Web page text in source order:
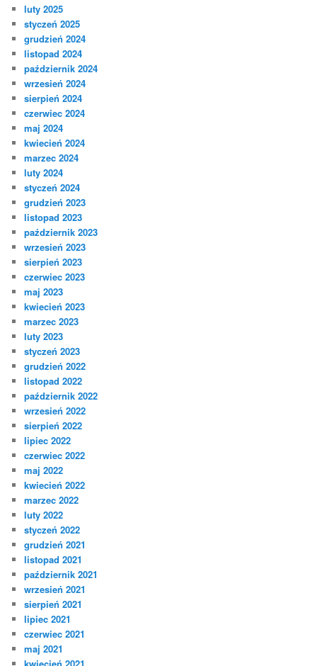
luty 2025
styczeń 2025
grudzień 2024
listopad 2024
październik 2024
wrzesień 2024
sierpień 2024
czerwiec 2024
maj 2024
kwiecień 2024
marzec 2024
luty 2024
styczeń 2024
grudzień 2023
listopad 2023
październik 2023
wrzesień 2023
sierpień 2023
czerwiec 2023
maj 2023
kwiecień 2023
marzec 2023
luty 2023
styczeń 2023
grudzień 2022
listopad 2022
październik 2022
wrzesień 2022
sierpień 2022
lipiec 2022
czerwiec 2022
maj 2022
kwiecień 2022
marzec 2022
luty 2022
styczeń 2022
grudzień 2021
listopad 2021
październik 2021
wrzesień 2021
sierpień 2021
lipiec 2021
czerwiec 2021
maj 2021